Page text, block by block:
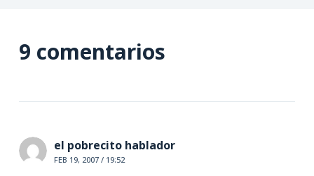
9 comentarios
el pobrecito hablador
FEB 19, 2007 / 19:52